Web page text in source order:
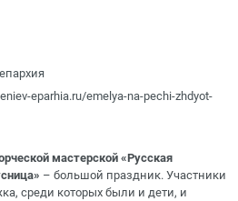
eparhia.ru/emelya-na-pechi-zhdyot-
мастерской «Русская
– большой праздник. Участники
среди которых были и дети, и